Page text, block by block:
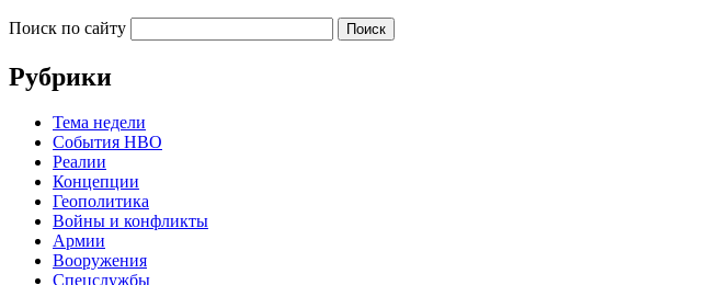
Поиск по сайту
Рубрики
Тема недели
События НВО
Реалии
Концепции
Геополитика
Войны и конфликты
Армии
Вооружения
Спецслужбы